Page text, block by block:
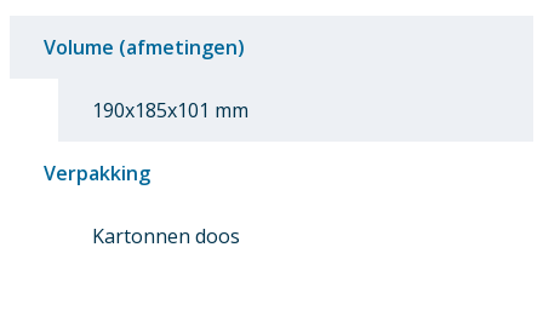
Volume (afmetingen)
190x185x101 mm
Verpakking
Kartonnen doos